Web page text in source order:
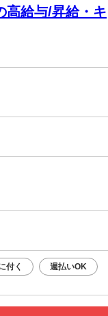
高給与/昇給・キ
付く 週払いOK